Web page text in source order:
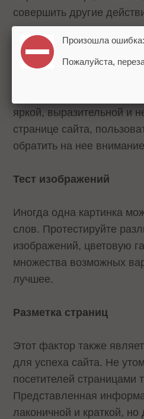
совершить другие
к покупке.
Разместите на сайте
яркой, выразительной и
странице сайта,
обратить на нее
Тест изображений
Иногда одна картинка
слов. Протестируйте
изображений, цветовую
множества возможных
лучшее.
Разметка страниц
Этот фактор также
для успеха сайта. Не
посетителей страницами
Представленная
лаконичной и краткой, но
Произошла ошибка:
Пожалуйста,